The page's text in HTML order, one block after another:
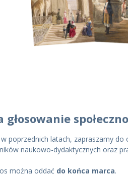
głosowanie
poprzednich latach, zapraszamy do
naukowo-dydaktycznych oraz
można oddać do końca marca.